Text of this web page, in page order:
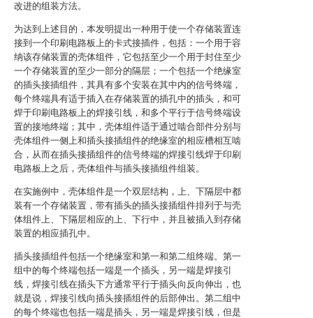
改进的组装方法。
为达到上述目的，本发明提出一种用于使一个存储装置连
接到一个印刷电路板上的卡式接插件，包括：一个用于容
纳该存储装置的壳体组件，它包括至少一个用于封住至少
一个存储装置的至少一部分的隔层；一个包括一个绝缘室
的插头接插组件，其具有多个安装在其中内的信号终端，
每个终端具有适于插入在存储装置的插孔中的插头，和可
焊于印刷电路板上的焊接引线，和多个平行于信号终端设
置的接地终端；其中，壳体组件适于通过啮合部件分别与
壳体组件一侧上和插头接插组件的绝缘室的相应槽相互啮
合，从而在插头接插组件的信号终端的焊接引线焊于印刷
电路板上之后，壳体组件与插头接插组件组装。
在实施例中，壳体组件是一个双层结构，上、下隔层中都
装有一个存储装置，带有插头的插头接插组件排列于与壳
体组件上、下隔层相应的上、下行中，并且被插入到存储
装置的相应插孔中。
插头接插组件包括一个绝缘室和第一和第二组终端。第一
组中的每个终端包括一端是一个插头，另一端是焊接引
线，焊接引线在插头下方通常平行于插头向反向伸出，也
就是说，焊接引线向插头接插组件的后部伸出。第二组中
的每个终端也包括一端是插头，另一端是焊接引线，但是